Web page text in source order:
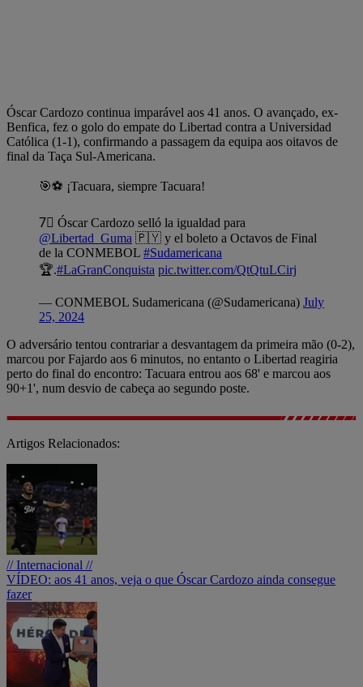
Óscar Cardozo continua imparável aos 41 anos. O avançado, ex-
Benfica, fez o golo do empate do Libertad contra a Universidad
Católica (1-1), confirmando a passagem da equipa aos oitavos de
final da Taça Sul-Americana.
🎯⚽️ ¡Tacuara, siempre Tacuara!
7⃣ Óscar Cardozo selló la igualdad para
@Libertad_Guma 🇵🇾 y el boleto a Octavos de Final
de la CONMEBOL #Sudamericana
🏆.#LaGranConquista pic.twitter.com/QtQtuLCirj
— CONMEBOL Sudamericana (@Sudamericana) July
25, 2024
O adversário tentou contrariar a desvantagem da primeira mão (0-2),
marcou por Fajardo aos 6 minutos, no entanto o Libertad reagiria
perto do final do encontro: Tacuara entrou aos 68' e marcou aos
90+1', num desvio de cabeça ao segundo poste.
Artigos Relacionados:
// Internacional //
VÍDEO: aos 41 anos, veja o que Óscar Cardozo ainda consegue
fazer